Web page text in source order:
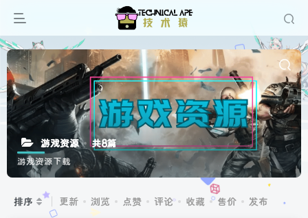
游戏资源 共8篇
游戏资源下载
排序 更新 浏览 点赞 评论 收藏 售价 发布